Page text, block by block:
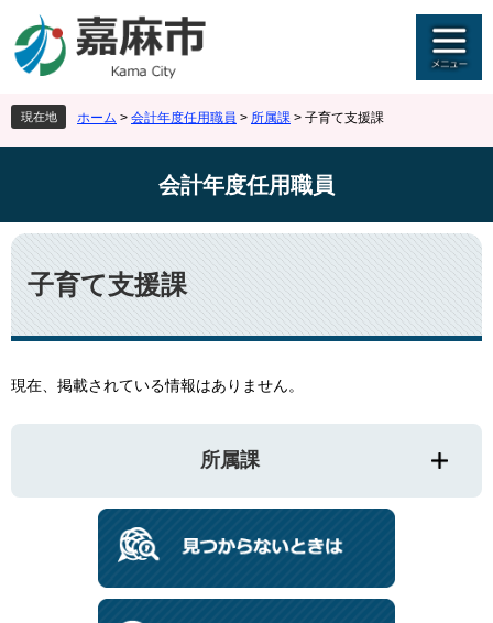
ジ
先
頭
で
ュ
を
飛
ば
本
文
へ
現在地 ホーム > 会計年度任用職員 > 所属課 > 子育て支援課
会計年度任用職員
本
文
子育て支援課
現在、掲載されている情報はありません。
所属課